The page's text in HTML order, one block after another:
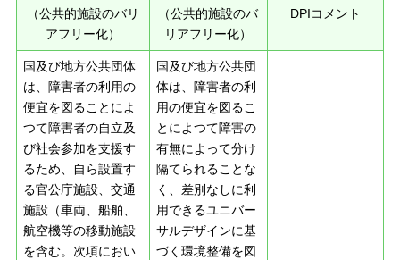
（公共的施設のバリ
アフリー化）
（公共的施設のバ
リアフリー化）
DPIコメント
国及び地方公共団体
は、障害者の利用の
便宜を図ることによ
つて障害者の自立及
び社会参加を支援す
るため、自ら設置す
る官公庁施設、交通
施設（車両、船舶、
航空機等の移動施設
を含む。次項におい
国及び地方公共団
体は、障害者の利
用の便宜を図るこ
とによつて障害の
有無によって分け
隔てられることな
く、差別なしに利
用できるユニバー
サルデザインに基
づく環境整備を図